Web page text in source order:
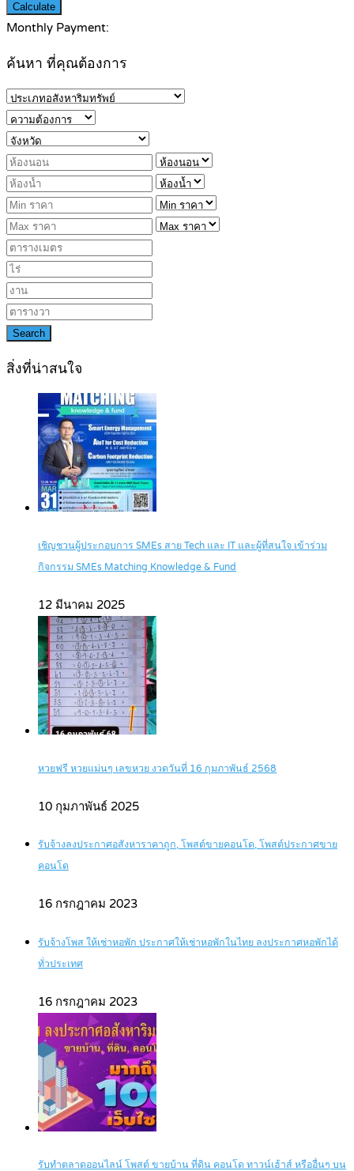
Calculate
Monthly Payment:
ค้นหา ที่คุณต้องการ
Search
สิ่งที่น่าสนใจ
เชิญชวนผู้ประกอบการ SMEs สาย Tech และ IT และผู้ที่สนใจ เข้าร่วม
กิจกรรม SMEs Matching Knowledge & Fund
12 มีนาคม 2025
หวยฟรี หวยแม่นๆ เลขหวย งวดวันที่ 16 กุมภาพันธ์ 2568
10 กุมภาพันธ์ 2025
รับจ้างลงประกาศอสังหาราคาถูก, โพสต์ขายคอนโด, โพสต์ประกาศขาย
คอนโด
16 กรกฎาคม 2023
รับจ้างโพส ให้เช่าหอพัก ประกาศให้เช่าหอพักในไทย ลงประกาศหอพักได้
ทั่วประเทศ
16 กรกฎาคม 2023
รับทำตลาดออนไลน์ โพสต์ ขายบ้าน ที่ดิน คอนโด ทาวน์เฮ้าส์ หรืออื่นๆ บน